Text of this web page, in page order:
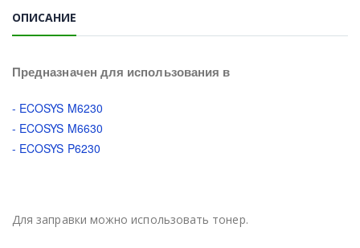
ОПИСАНИЕ
Предназначен для использования в
- ECOSYS M6230
- ECOSYS M6630
- ECOSYS P6230
Для заправки можно использовать тонер.